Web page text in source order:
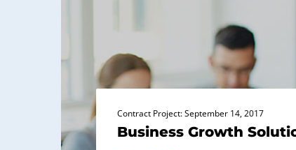
Contract Project: September 14, 2017
Business Growth